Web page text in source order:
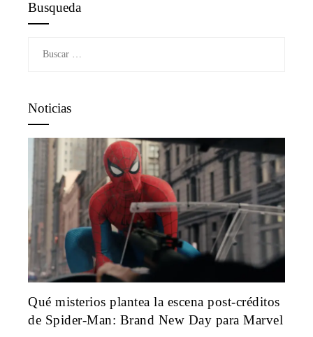
Busqueda
Noticias
Qué misterios plantea la escena post-créditos
de Spider-Man: Brand New Day para Marvel